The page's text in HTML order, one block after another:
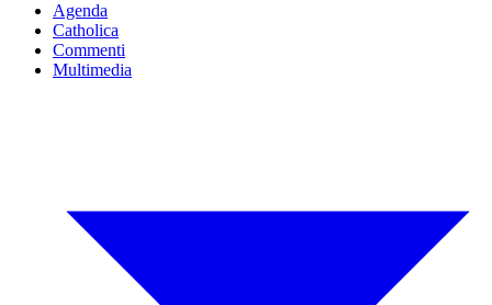
Agenda
Catholica
Commenti
Multimedia